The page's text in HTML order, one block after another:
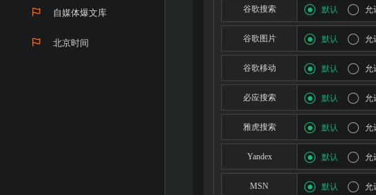
自媒体爆文库
北京时间
谷歌搜索 默认 允
谷歌图片 默认 允
谷歌移动 默认 允
必应搜索 默认 允
雅虎搜索 默认 允
Yandex 默认 允
MSN 默认 允